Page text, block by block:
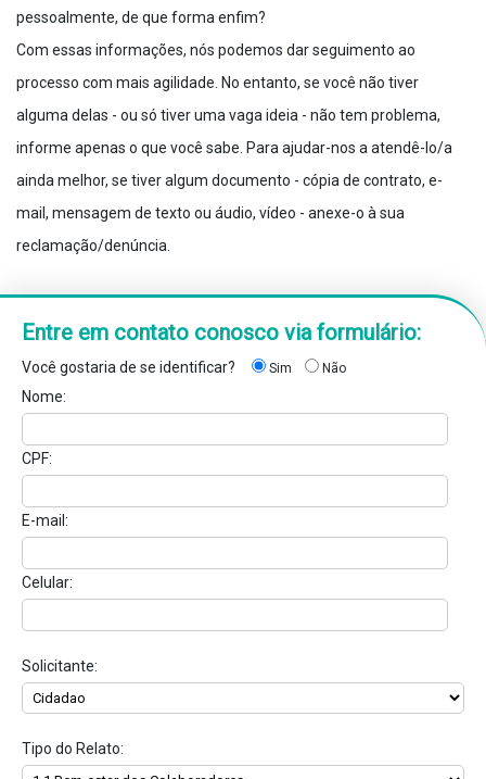
pessoalmente, de que forma enfim?
Com essas informações, nós podemos dar seguimento ao
processo com mais agilidade. No entanto, se você não tiver
alguma delas - ou só tiver uma vaga ideia - não tem problema,
informe apenas o que você sabe. Para ajudar-nos a atendê-lo/a
ainda melhor, se tiver algum documento - cópia de contrato, e-
mail, mensagem de texto ou áudio, vídeo - anexe-o à sua
reclamação/denúncia.
Entre em contato conosco via formulário:
Você gostaria de se identificar? Sim Não
Nome:
CPF:
E-mail:
Celular:
Solicitante:
Tipo do Relato: